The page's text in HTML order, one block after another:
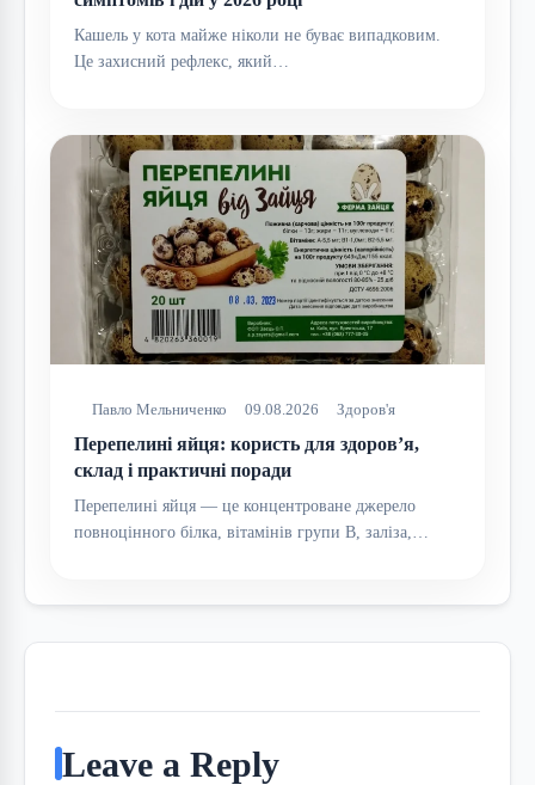
Кашель у кота майже ніколи не буває випадковим.
Це захисний рефлекс, який…
Павло Мельниченко 09.08.2026 Здоров'я
Перепелині яйця: користь для здоров’я,
склад і практичні поради
Перепелині яйця — це концентроване джерело
повноцінного білка, вітамінів групи B, заліза,…
Leave a Reply